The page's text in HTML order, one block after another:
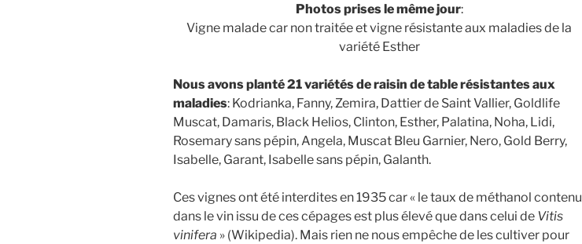
Photos prises le même jour:
Vigne malade car non traitée et vigne résistante aux maladies de la
variété Esther
Nous avons planté 21 variétés de raisin de table résistantes aux
maladies: Kodrianka, Fanny, Zemira, Dattier de Saint Vallier, Goldlife
Muscat, Damaris, Black Helios, Clinton, Esther, Palatina, Noha, Lidi,
Rosemary sans pépin, Angela, Muscat Bleu Garnier, Nero, Gold Berry,
Isabelle, Garant, Isabelle sans pépin, Galanth.
Ces vignes ont été interdites en 1935 car « le taux de méthanol contenu
dans le vin issu de ces cépages est plus élevé que dans celui de Vitis
vinifera » (Wikipedia). Mais rien ne nous empêche de les cultiver pour